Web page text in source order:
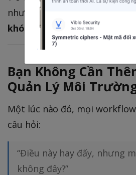
nhưng bottleneck là
chạy
khó
Bạn Không Cần
Quản Lý Môi
Một lúc nào đó, mọi
câu hỏi:
“Điều này hay đấy, nhưng
không đây?”